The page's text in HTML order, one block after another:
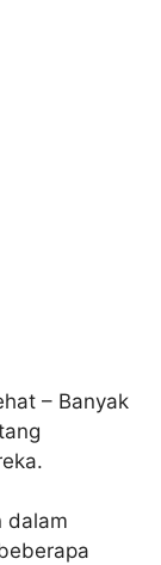
– Banyak
dalam